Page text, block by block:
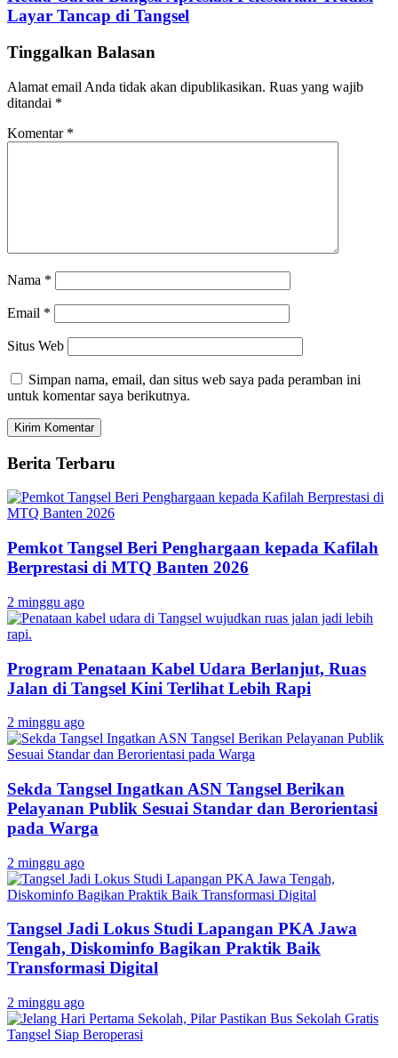
Layar Tancap di Tangsel
Tinggalkan Balasan
Alamat email Anda tidak akan dipublikasikan. Ruas yang wajib
ditandai *
Komentar *
Nama *
Email *
Situs Web
Simpan nama, email, dan situs web saya pada peramban ini
untuk komentar saya berikutnya.
Berita Terbaru
Pemkot Tangsel Beri Penghargaan kepada Kafilah
Berprestasi di MTQ Banten 2026
2 minggu ago
Program Penataan Kabel Udara Berlanjut, Ruas
Jalan di Tangsel Kini Terlihat Lebih Rapi
2 minggu ago
Sekda Tangsel Ingatkan ASN Tangsel Berikan
Pelayanan Publik Sesuai Standar dan Berorientasi
pada Warga
2 minggu ago
Tangsel Jadi Lokus Studi Lapangan PKA Jawa
Tengah, Diskominfo Bagikan Praktik Baik
Transformasi Digital
2 minggu ago